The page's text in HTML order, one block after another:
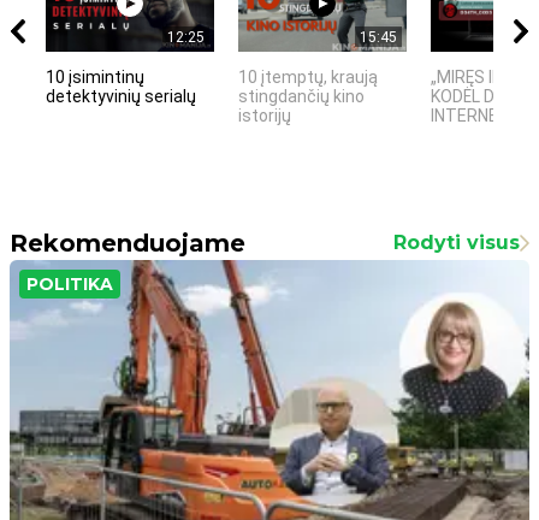
12:25
10 įsimintinų
detektyvinių serialų
15:45
10 įtemptų, kraują
stingdančių kino
istorijų
„MIRĘS
KODĖL
INTERNETO
Rekomenduojame Rodyti visus
POLITIKA